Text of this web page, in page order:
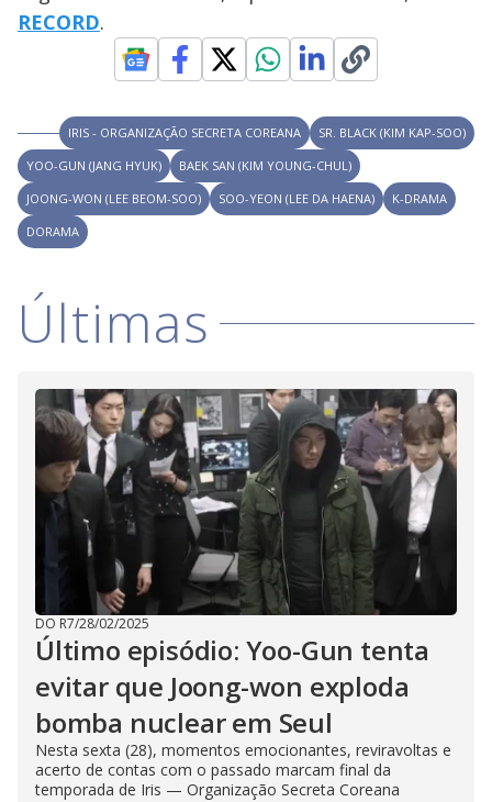
RECORD.
IRIS - ORGANIZAÇÃO SECRETA COREANA
SR. BLACK (KIM KAP-SOO)
YOO-GUN (JANG HYUK)
BAEK SAN (KIM YOUNG-CHUL)
JOONG-WON (LEE BEOM-SOO)
SOO-YEON (LEE DA HAENA)
K-DRAMA
DORAMA
Últimas
DO R7/28/02/2025
Último episódio: Yoo-Gun tenta
evitar que Joong-won exploda
bomba nuclear em Seul
Nesta sexta (28), momentos emocionantes, reviravoltas e
acerto de contas com o passado marcam final da
temporada de Iris — Organização Secreta Coreana